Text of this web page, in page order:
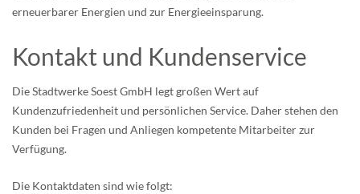
erneuerbarer Energien und zur Energieeinsparung.
Kontakt und Kundenservice
Die Stadtwerke Soest GmbH legt großen Wert auf
Kundenzufriedenheit und persönlichen Service. Daher stehen den
Kunden bei Fragen und Anliegen kompetente Mitarbeiter zur
Verfügung.
Die Kontaktdaten sind wie folgt: